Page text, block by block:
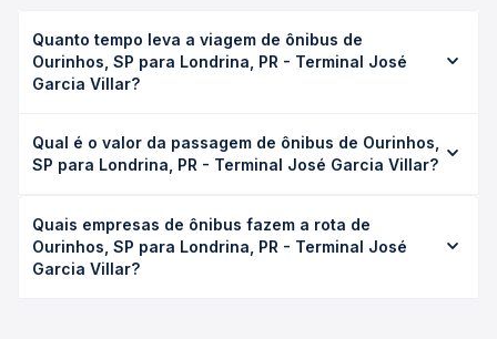
Quanto tempo leva a viagem de ônibus de
Ourinhos, SP para Londrina, PR - Terminal José
Garcia Villar?
Terminal José Garcia Villar leva em média 3h 14min,
podendo variar conforme a viação, o tipo de serviço
disponíveis e vê a duração exata de cada opção na data
desejada.
Qual é o valor da passagem de ônibus de Ourinhos,
SP para Londrina, PR - Terminal José Garcia Villar?
Londrina, PR - Terminal José Garcia Villar custa em média
R$ 94,14 e varia conforme a data da viagem, a empresa, o
tipo de poltrona e a antecedência da compra. Na Quero
Quais empresas de ônibus fazem a rota de
Ourinhos, SP para Londrina, PR - Terminal José
Garcia Villar?